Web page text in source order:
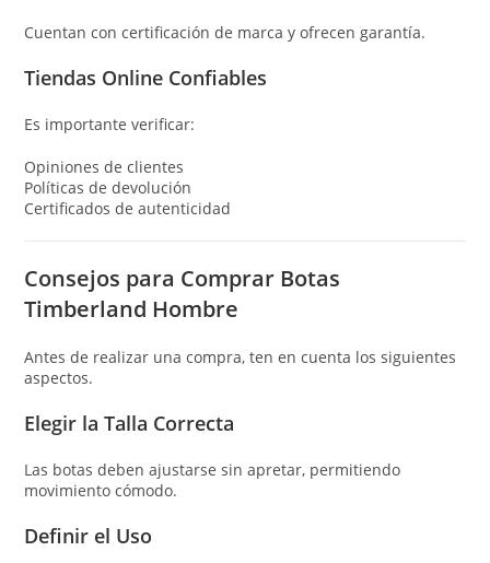
Cuentan con certificación de marca y ofrecen garantía.
Tiendas Online Confiables
Es importante verificar:
Opiniones de clientes
Políticas de devolución
Certificados de autenticidad
Consejos para Comprar Botas
Timberland Hombre
Antes de realizar una compra, ten en cuenta los siguientes
aspectos.
Elegir la Talla Correcta
Las botas deben ajustarse sin apretar, permitiendo
movimiento cómodo.
Definir el Uso